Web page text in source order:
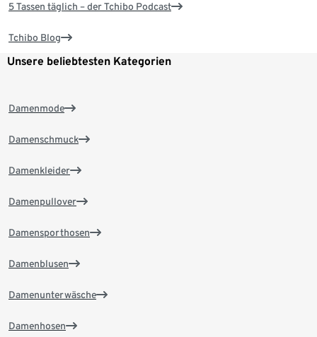
5 Tassen täglich – der Tchibo Podcast
Tchibo Blog
Unsere beliebtesten Kategorien
Damenmode
Damenschmuck
Damenkleider
Damenpullover
Damensporthosen
Damenblusen
Damenunterwäsche
Damenhosen